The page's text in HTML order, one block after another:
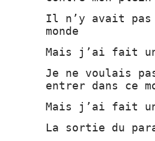
Il n’y avait pas
monde
Mais j’ai fait
Je ne voulais
entrer dans ce
Mais j’ai fait
La sortie du